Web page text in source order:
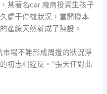
某著名car 廠商投資生孩子
處于停機狀況，當開機本
產線天然就成了陳設。
場不難形成周遭的狀況淨
初志相違反。”張天任對此